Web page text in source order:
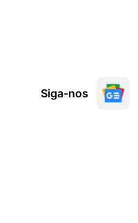
Siga-nos